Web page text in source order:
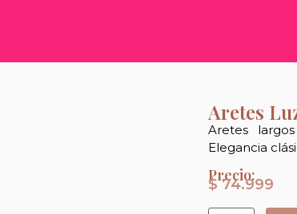
Aretes
Aretes
Elegancia
Precio:
$74.999